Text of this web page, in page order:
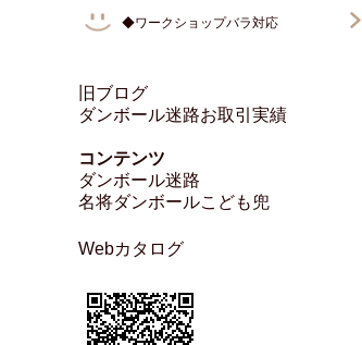
◆ワークショップバラ対応
旧ブログ
ダンボール迷路お取引実績
コンテンツ
ダンボール迷路
名将ダンボールこども兜
Webカタログ